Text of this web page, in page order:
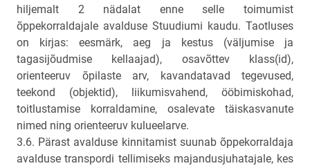
hiljemalt 2 nädalat enne selle toimumist
õppekorraldajale avalduse Stuudiumi kaudu. Taotluses
on kirjas: eesmärk, aeg ja kestus (väljumise ja
tagasijõudmise kellaajad), osavõttev klass(id),
orienteeruv õpilaste arv, kavandatavad tegevused,
teekond (objektid), liikumisvahend, ööbimiskohad,
toitlustamise korraldamine, osalevate täiskasvanute
nimed ning orienteeruv kulueelarve.
3.6. Pärast avalduse kinnitamist suunab õppekorraldaja
avalduse transpordi tellimiseks majandusjuhatajale, kes